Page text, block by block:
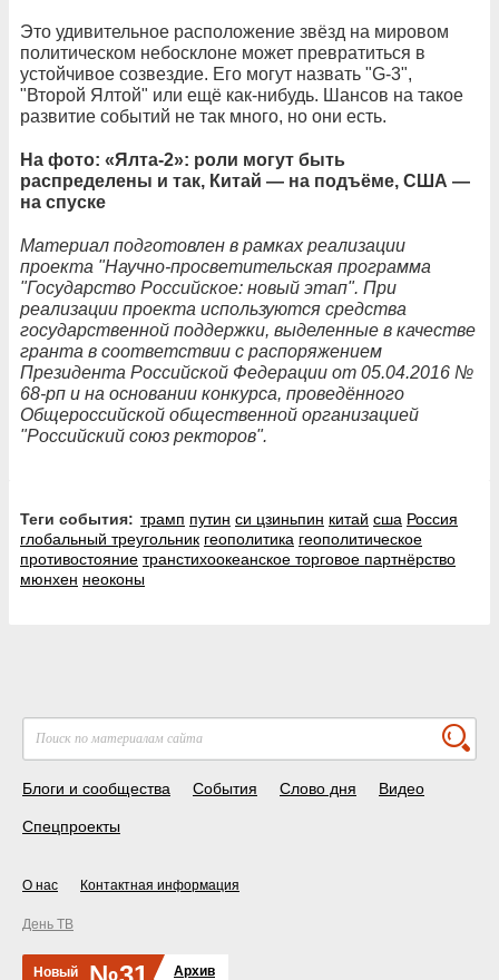
Это удивительное расположение звёзд на мировом
политическом небосклоне может превратиться в
устойчивое созвездие. Его могут назвать "G-3",
"Второй Ялтой" или ещё как-нибудь. Шансов на такое
развитие событий не так много, но они есть.
На фото: «Ялта-2»: роли могут быть
распределены и так, Китай — на подъёме, США —
на спуске
Материал подготовлен в рамках реализации
проекта "Научно-просветительская программа
"Государство Российское: новый этап". При
реализации проекта используются средства
государственной поддержки, выделенные в качестве
гранта в соответствии c распоряжением
Президента Российской Федерации от 05.04.2016 №
68-рп и на основании конкурса, проведённого
Общероссийской общественной организацией
"Российский союз ректоров".
Теги события: трамп путин си цзиньпин китай сша Россия
глобальный треугольник геополитика геополитическое
противостояние транстихоокеанское торговое партнёрство
мюнхен неоконы
Блоги и сообщества События Слово дня Видео
Спецпроекты
О нас Контактная информация
День ТВ
Новый
Архив